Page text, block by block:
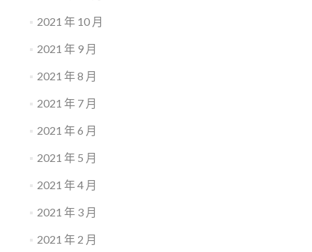
2021 年 10 月
2021 年 9 月
2021 年 8 月
2021 年 7 月
2021 年 6 月
2021 年 5 月
2021 年 4 月
2021 年 3 月
2021 年 2 月